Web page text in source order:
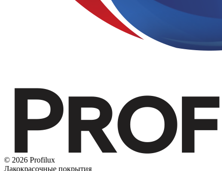
© 2026 Profilux
Лакокрасочные покрытия